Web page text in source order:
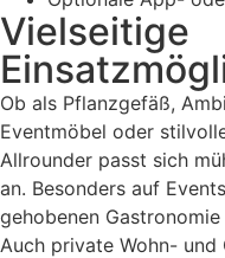
Vielseitige
Ob als Pflanzgefäß,
Eventmöbel oder
Allrounder passt sich
an. Besonders auf
gehobenen
Auch private Wohn-